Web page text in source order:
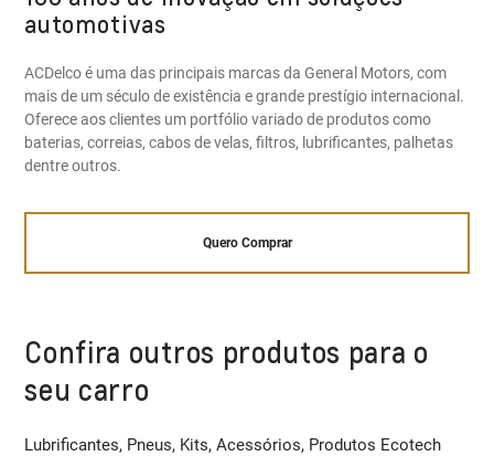
automotivas
ACDelco é uma das principais marcas da General Motors, com
mais de um século de existência e grande prestígio internacional.
Oferece aos clientes um portfólio variado de produtos como
baterias, correias, cabos de velas, filtros, lubrificantes, palhetas
dentre outros.
Quero Comprar
Confira outros produtos para o
seu carro
Lubrificantes, Pneus, Kits, Acessórios, Produtos Ecotech